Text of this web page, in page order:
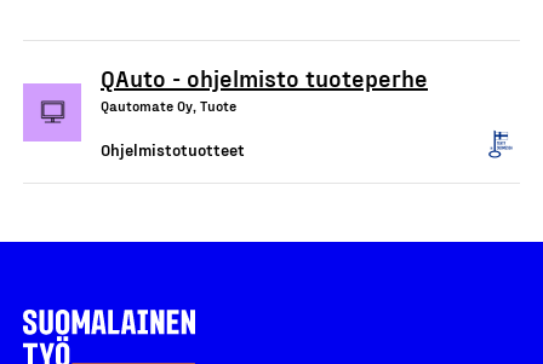
QAuto - ohjelmisto tuoteperhe
Qautomate Oy, Tuote
Ohjelmistotuotteet